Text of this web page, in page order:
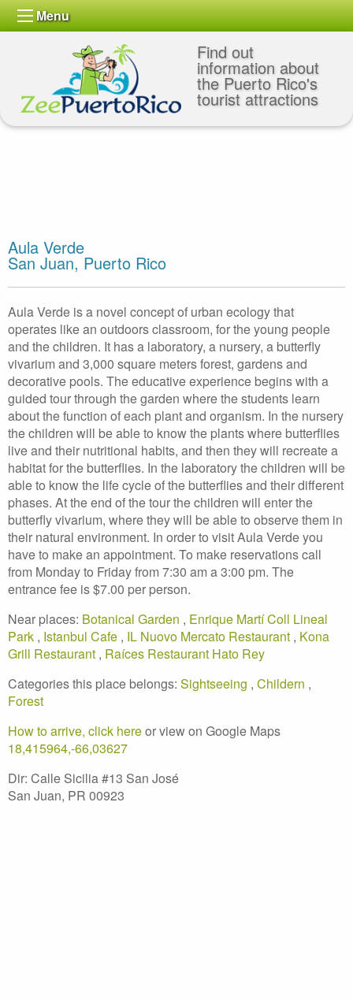
Menu
Find out
information about
the Puerto Rico's
tourist attractions
Aula Verde
San Juan, Puerto Rico
Aula Verde is a novel concept of urban ecology that
operates like an outdoors classroom, for the young people
and the children. It has a laboratory, a nursery, a butterfly
vivarium and 3,000 square meters forest, gardens and
decorative pools. The educative experience begins with a
guided tour through the garden where the students learn
about the function of each plant and organism. In the nursery
the children will be able to know the plants where butterflies
live and their nutritional habits, and then they will recreate a
habitat for the butterflies. In the laboratory the children will be
able to know the life cycle of the butterflies and their different
phases. At the end of the tour the children will enter the
butterfly vivarium, where they will be able to observe them in
their natural environment. In order to visit Aula Verde you
have to make an appointment. To make reservations call
from Monday to Friday from 7:30 am a 3:00 pm. The
entrance fee is $7.00 per person.
Near places: Botanical Garden , Enrique Martí Coll Lineal
Park , Istanbul Cafe , IL Nuovo Mercato Restaurant , Kona
Grill Restaurant , Raíces Restaurant Hato Rey
Categories this place belongs: Sightseeing , Childern ,
Forest
How to arrive, click hereor view on Google Maps
18,415964,-66,03627
Dir: Calle Sicilia #13 San José
San Juan, PR 00923